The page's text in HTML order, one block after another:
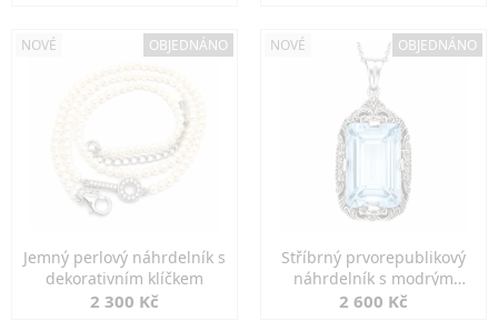
NOVÉ OBJEDNÁNO
Jemný perlový náhrdelník s
dekorativním klíčkem
2 300 Kč
NOVÉ OBJEDNÁNO
Stříbrný prvorepublikový
náhrdelník s modrým
spinelem
2 600 Kč